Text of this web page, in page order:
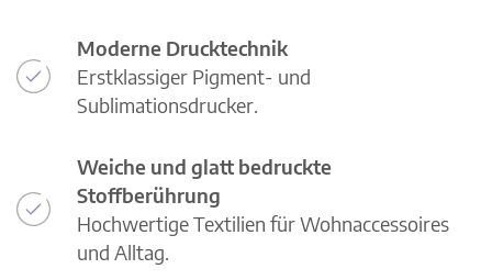
Moderne Drucktechnik
Erstklassiger Pigment- und
Sublimationsdrucker.
Weiche und glatt bedruckte
Stoffberührung
Hochwertige Textilien für Wohnaccessoires
und Alltag.